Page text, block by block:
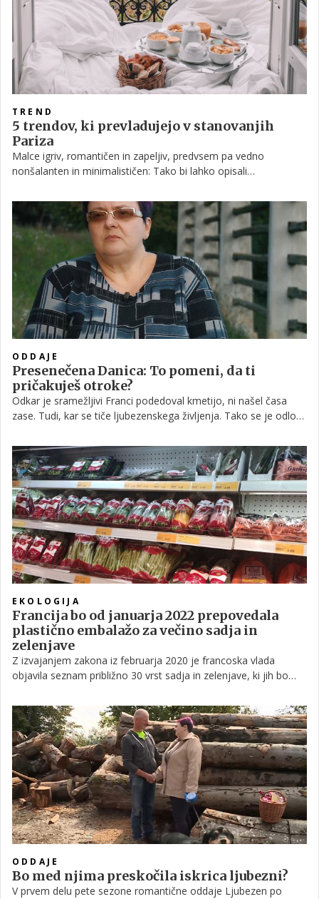
najti najbolj ugodne rešitve za izhod iz energetske krize.
TREND
5 trendov, ki prevladujejo v stanovanjih
Pariza
Malce igriv, romantičen in zapeljiv, predvsem pa vedno
nonšalanten in minimalističen: Tako bi lahko opisali
velja samo za modo in lepa oblačila, ampak tudi za pohištvo in
dekor. Če niste vedeli, imajo Francozinje odličen okus tudi, ko
gre za notranje oblikovanje.
ODDAJE
Presenečena Danica: To pomeni, da ti
pričakuješ otroke?
Odkar je sramežljivi Franci podedoval kmetijo, ni našel časa
zase. Tudi, kar se tiče ljubezenskega življenja. Tako se je odločil
vidi, da je dober človek, da je prijazen, ustrežljiv ..."
EKOLOGIJA
Francija bo od januarja 2022 prepovedala
plastično embalažo za večino sadja in
zelenjave
Z izvajanjem zakona iz februarja 2020 je francoska vlada
objavila seznam približno 30 vrst sadja in zelenjave, ki jih bo
seznamu so por, jajčevci, paradižniki ter jabolka, banane in
pomaranče.
ODDAJE
Bo med njima preskočila iskrica ljubezni?
V prvem delu pete sezone romantične oddaje Ljubezen po